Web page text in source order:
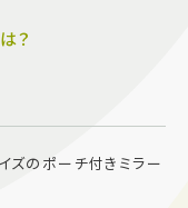
？
ズのポーチ付きミラー